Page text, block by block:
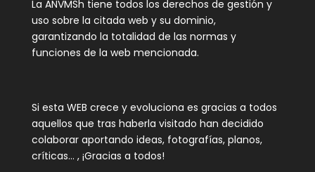
La ANVMSh tiene todos los derechos de gestión y
uso sobre la citada web y su dominio,
garantizando la totalidad de las normas y
funciones de la web mencionada.
Si esta WEB crece y evoluciona es gracias a todos
aquellos que tras haberla visitado han decidido
colaborar aportando ideas, fotografías, planos,
críticas… , ¡Gracias a todos!